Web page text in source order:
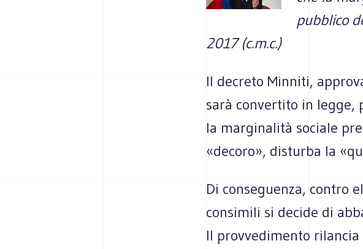
pubblico
2017 (c.m.c.)
Il decreto Minniti,
sarà convertito in legge,
la marginalità sociale
«decoro», disturba la
Di conseguenza, contro
consimili si decide di
Il provvedimento